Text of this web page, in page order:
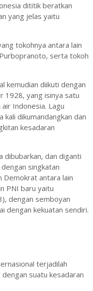
dititik beratkan
yang jelas yaitu
tokohnya antara lain
serta tokoh
kemudian diikuti dengan
1928, yang isinya satu
Indonesia. Lagu
dikumandangkan dan
kesadaran
dibubarkan, dan diganti
singkatan
Demokrat antara lain
PNI baru yaitu
dengan semboyan
dengan kekuatan sendiri.
terjadilah
suatu kesadaran